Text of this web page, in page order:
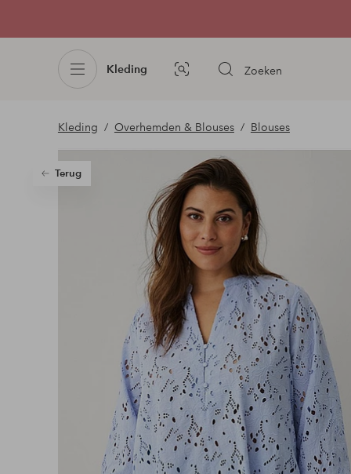
Kleding
Afbeelding
Zoeken
Kleding Overhemden & Blouses Blouses
Terug